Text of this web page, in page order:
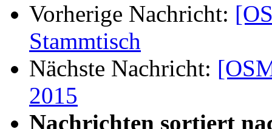
Vorherige Nachricht:
Stammtisch
Nächste Nachricht:
2015
Nachrichten sortiert